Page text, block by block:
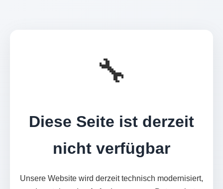
🔧
Diese Seite ist derzeit
nicht verfügbar
Unsere Website wird derzeit technisch modernisiert,